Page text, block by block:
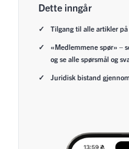
Dette inngår
Tilgang til alle artikler
«Medlemmene spør» –
og se alle spørsmål og
Juridisk bistand